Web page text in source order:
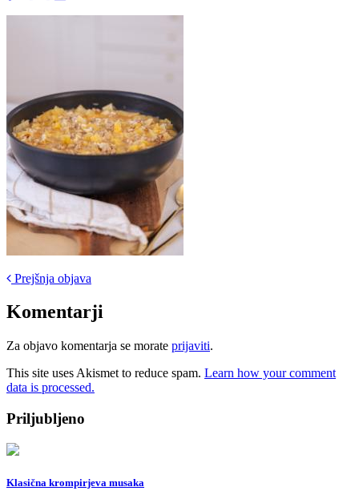
Post
navigation
Prejšnja objava
Komentarji
Za objavo komentarja se morate prijaviti.
This site uses Akismet to reduce spam. Learn how your comment
data is processed.
Priljubljeno
Klasična krompirjeva musaka